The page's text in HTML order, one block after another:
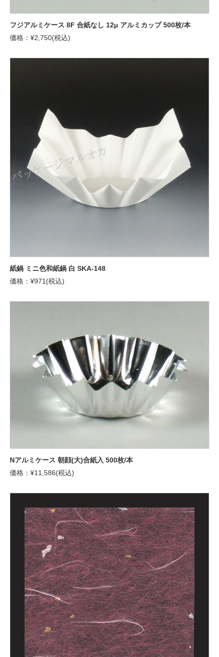
フジアルミケース 8F 合紙なし 12μ アルミカップ 500枚/本
価格：¥2,750(税込)
紙鍋 ミニ色和紙鍋 白 SKA-148
価格：¥971(税込)
Nアルミケース 朝顔(大)合紙入 500枚/本
価格：¥11,586(税込)